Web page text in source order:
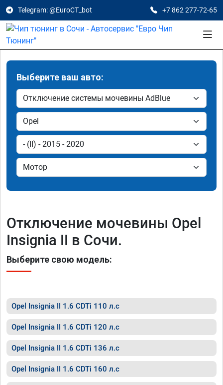
Telegram: @EuroCT_bot +7 862 277-72-65
Выберите ваш авто:
Отключение мочевины Opel
Insignia II в Сочи.
Выберите свою модель:
Opel Insignia II 1.6 CDTi 110 л.с
Opel Insignia II 1.6 CDTi 120 л.с
Opel Insignia II 1.6 CDTi 136 л.с
Opel Insignia II 1.6 CDTi 160 л.с